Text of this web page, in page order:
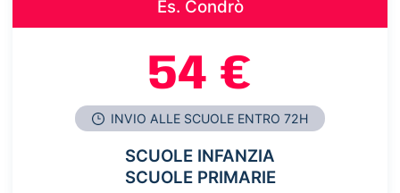
Es. Condrò
54 €
INVIO ALLE SCUOLE ENTRO 72H
SCUOLE INFANZIA
SCUOLE PRIMARIE